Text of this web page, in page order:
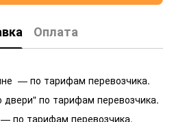
Оплата
— по тарифам перевозчика.
по тарифам перевозчика.
по тарифам перевозчика.